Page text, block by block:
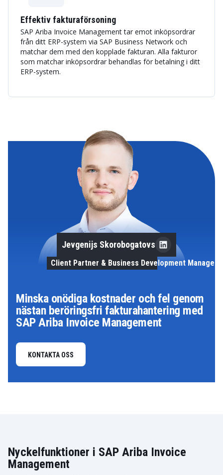
Effektiv fakturaförsoning
SAP Ariba Invoice Management tar emot inköpsordrar
från ditt ERP-system via SAP Business Network och
matchar dem med den kopplade fakturan. Alla fakturor
som matchar inköpsordrar behandlas för betalning i ditt
ERP-system.
Minska onödiga kostnader och fel genom
nästan beröringsfri fakturahantering med
SAP Ariba Invoice Management
KONTAKTA OSS
Jevgenijs Skorobogatovs
Client Partner & Business Development Manager
Nyckelfunktioner i SAP Ariba Invoice
Management